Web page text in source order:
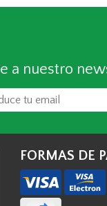
a nuestro
FORMAS DE